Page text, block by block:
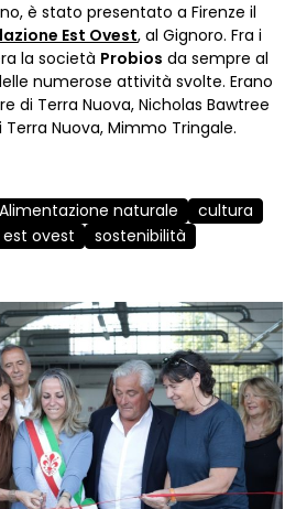
è stato presentato a Firenze il
Est Ovest, al Gignoro. Fra i
la società Probios da sempre al
numerose attività svolte. Erano
di Terra Nuova, Nicholas Bawtree
Nuova, Mimmo Tringale.
Alimentazione naturale
cultura
ovest sostenibilità